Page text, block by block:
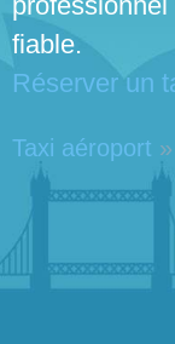
fiable.
Réserver un
Taxi aéroport »